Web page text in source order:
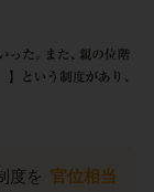
度を 官位相当